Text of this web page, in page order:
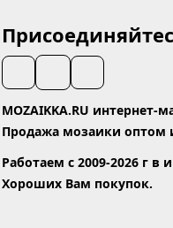
MOZAIKKA.RU интернет-
Продажа мозаики оптом
Работаем с 2009-2026 г в
Хороших Вам покупок.